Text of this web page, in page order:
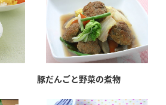
豚だんごと野菜の煮物